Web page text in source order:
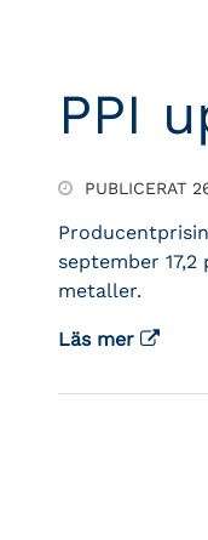
PPI
PUBLICERAT
september
metaller.
Läs mer